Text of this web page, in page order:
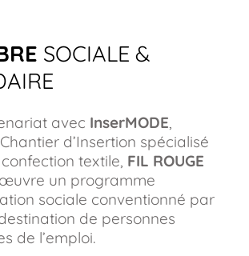
SOCIALE &
avec InserMODE
d’Insertion spécialisé
textile, FIL ROUGE
un programme
sociale conventionné par
de personnes
de l’emploi.